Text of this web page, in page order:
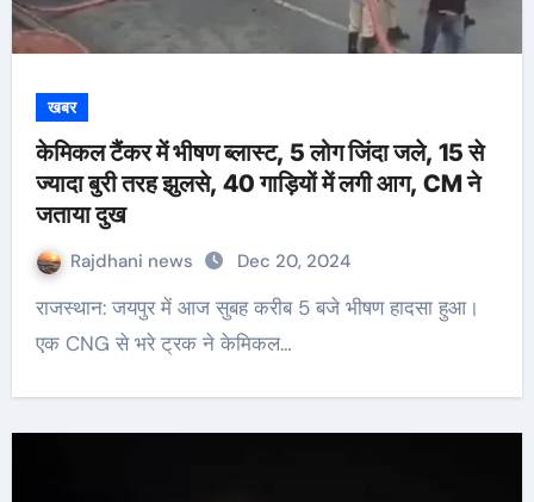
खबर
केमिकल टैंकर में भीषण ब्लास्ट, 5 लोग जिंदा जले, 15 से
ज्यादा बुरी तरह झुलसे, 40 गाड़ियों में लगी आग, CM ने
जताया दुख
Rajdhani news Dec 20, 2024
राजस्थान: जयपुर में आज सुबह करीब 5 बजे भीषण हादसा हुआ।
एक CNG से भरे ट्रक ने केमिकल…